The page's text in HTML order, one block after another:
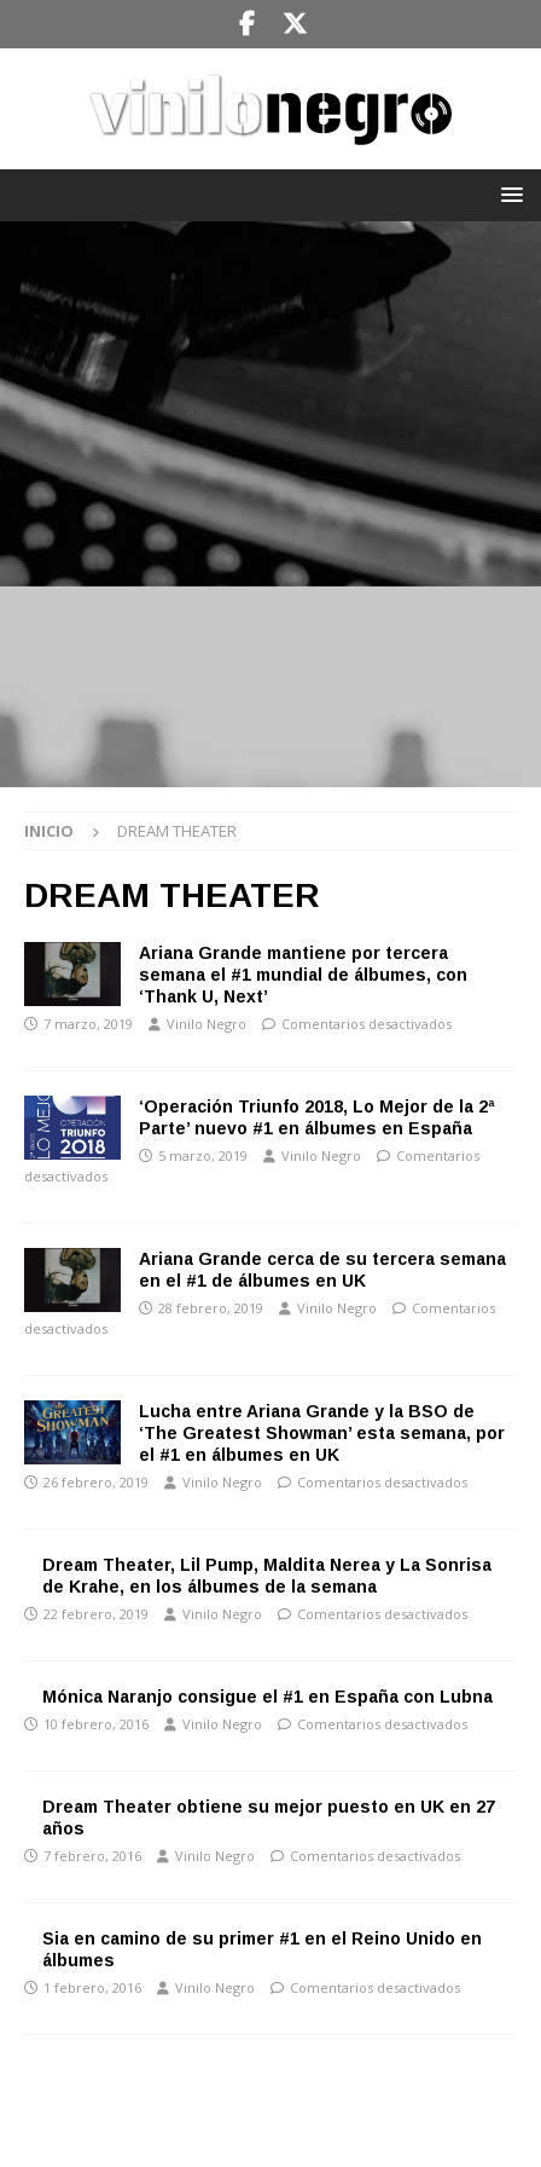
INICIO DREAM THEATER
DREAM THEATER
Ariana Grande mantiene por tercera
semana el #1 mundial de álbumes, con
‘Thank U, Next’
7 marzo, 2019 Vinilo Negro Comentarios desactivados
‘Operación Triunfo 2018, Lo Mejor de la 2ª
Parte’ nuevo #1 en álbumes en España
5 marzo, 2019 Vinilo Negro
Comentarios
desactivados
Ariana Grande cerca de su tercera semana
en el #1 de álbumes en UK
28 febrero, 2019 Vinilo Negro
Comentarios
desactivados
Lucha entre Ariana Grande y la BSO de
‘The Greatest Showman’ esta semana, por
el #1 en álbumes en UK
26 febrero, 2019 Vinilo Negro Comentarios desactivados
Dream Theater, Lil Pump, Maldita Nerea y La Sonrisa
de Krahe, en los álbumes de la semana
22 febrero, 2019 Vinilo Negro Comentarios desactivados
Mónica Naranjo consigue el #1 en España con Lubna
10 febrero, 2016 Vinilo Negro Comentarios desactivados
Dream Theater obtiene su mejor puesto en UK en 27
años
7 febrero, 2016 Vinilo Negro Comentarios desactivados
Sia en camino de su primer #1 en el Reino Unido en
álbumes
1 febrero, 2016 Vinilo Negro Comentarios desactivados